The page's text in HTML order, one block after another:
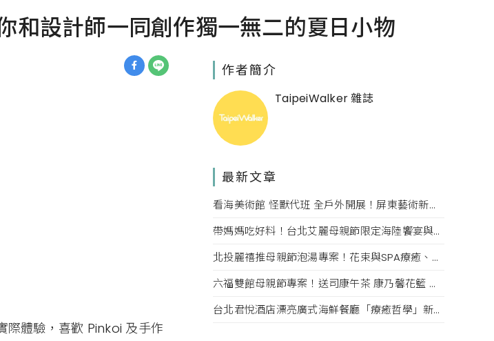
和設計師一同創作獨一無二的夏日小物
際體驗，喜歡 Pinkoi 及手作
作者簡介
TaipeiWalker 雜誌
最新文章
看海美術館 怪獸代班 全戶外開展！屏東藝術新亮點 網美必拍。
帶媽媽吃好料！台北艾麗母親節限定海陸饗宴與住房專案一次收藏。
北投麗禧推母親節泡湯專案！花束與SPA療癒、甜點同步登場
六福雙館母親節專案！送司康午茶 康乃馨花籃 演唱會票，高鐵78折限量。
台北君悅酒店漂亮廣式海鮮餐廳「療癒哲學」新菜單！每一口都成為心靈的享受。